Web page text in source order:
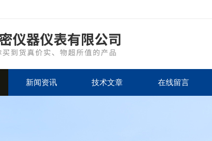
新闻资讯 技术文章 在线留言